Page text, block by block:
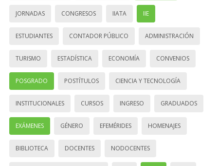
JORNADAS CONGRESOS IIATA IIE
ESTUDIANTES CONTADOR PÚBLICO ADMINISTRACIÓN
TURISMO ESTADÍSTICA ECONOMÍA CONVENIOS
POSGRADO POSTÍTULOS CIENCIA Y TECNOLOGÍA
INSTITUCIONALES CURSOS INGRESO GRADUADOS
EXÁMENES GÉNERO EFEMÉRIDES HOMENAJES
BIBLIOTECA DOCENTES NODOCENTES